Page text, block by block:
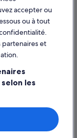
figurent : American
accepter ou
ou à tout
partenaires et
les
Analyser
pour
informations